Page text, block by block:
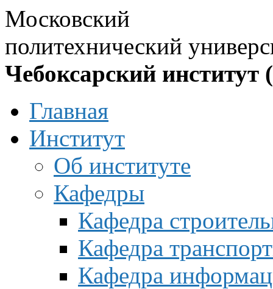
Московский
политехнический
Чебоксарский институт
Главная
Институт
Об институте
Кафедры
Кафедра
Кафедра
Кафедра